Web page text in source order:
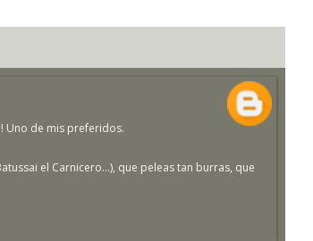
Uno de mis preferidos.
el Carnicero...), que peleas tan burras, que